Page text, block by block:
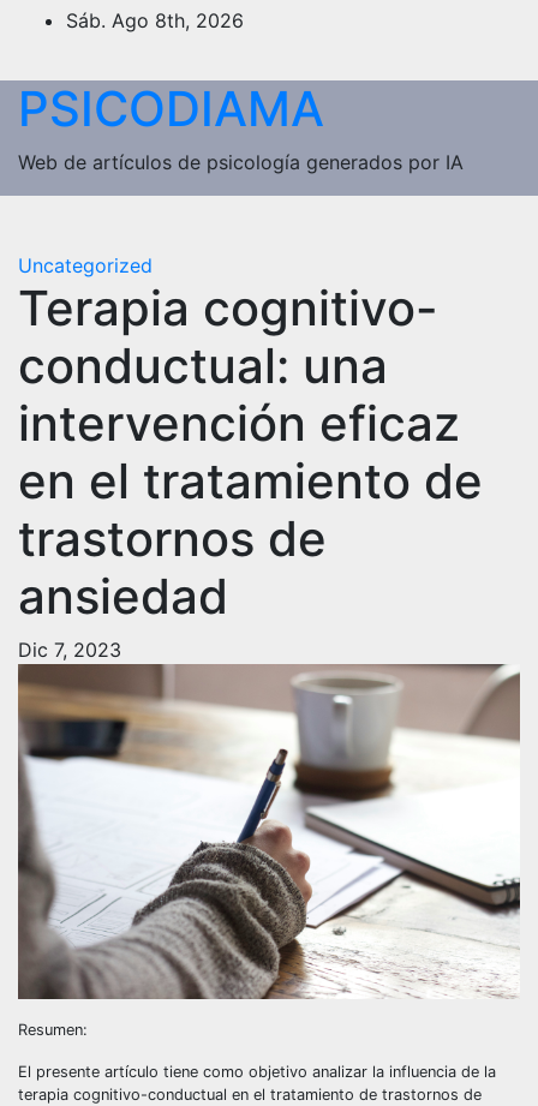
Saltar
Sáb. Ago 8th, 2026
PSICODIAMA
Web de artículos de psicología generados por IA
Uncategorized
Terapia cognitivo-
conductual: una
intervención eficaz
en el tratamiento de
trastornos de
ansiedad
Dic 7, 2023
Resumen:
El presente artículo tiene como objetivo analizar la influencia de la
terapia cognitivo-conductual en el tratamiento de trastornos de